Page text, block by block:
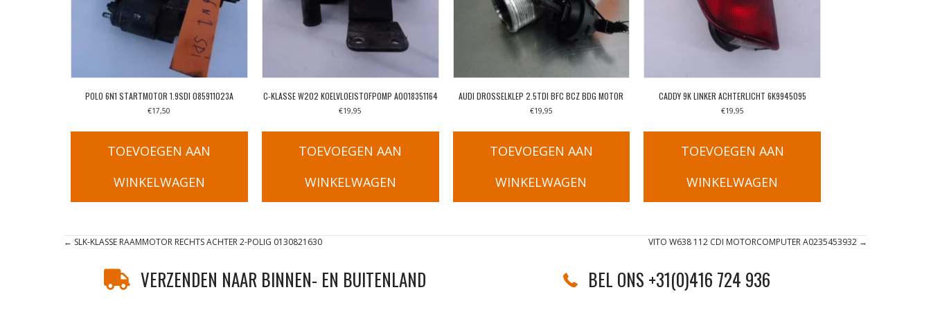
POLO 6N1 STARTMOTOR 1.9SDI 085911023A
€17,50
TOEVOEGEN AAN
WINKELWAGEN
C-KLASSE W202 KOELVLOEISTOFPOMP A0018351164
€19,95
TOEVOEGEN AAN
WINKELWAGEN
AUDI DROSSELKLEP 2.5TDI BFC BCZ BDG MOTOR
€19,95
TOEVOEGEN AAN
WINKELWAGEN
CADDY 9K LINKER ACHTERLICHT 6K9945095
€19,95
TOEVOEGEN AAN
WINKELWAGEN
Posts
navigation
← SLK-KLASSE RAAMMOTOR RECHTS ACHTER 2-POLIG 0130821630 VITO W638 112 CDI MOTORCOMPUTER A0235453932 →
VERZENDEN NAAR BINNEN- EN BUITENLAND BEL ONS +31(0)416 724 936